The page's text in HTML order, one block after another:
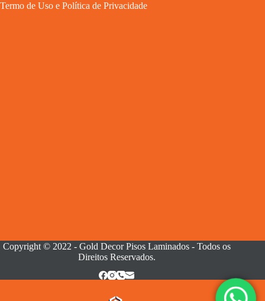
Termo de Uso e Política de Privacidade
Copyright © 2022 - Gold Decor Pisos Laminados - Todos os
Direitos Reservados.